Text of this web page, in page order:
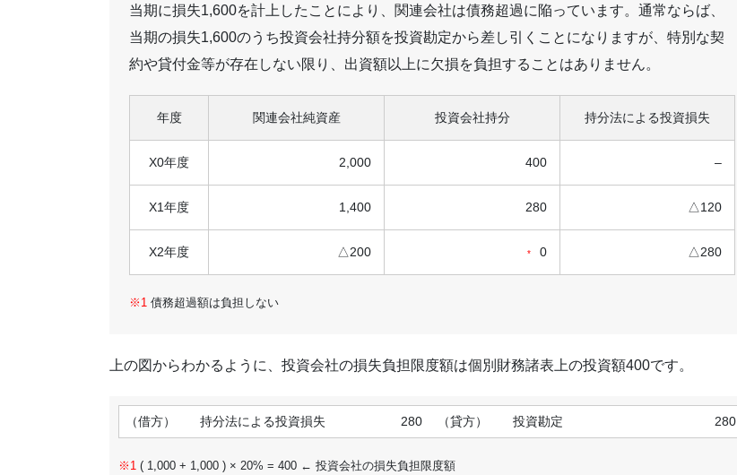
当期に損失1,600を計上したことにより、関連会社は債務超過に陥っています。通常ならば、
当期の損失1,600のうち投資会社持分額を投資勘定から差し引くことになりますが、特別な契
約や貸付金等が存在しない限り、出資額以上に欠損を負担することはありません。
年度 関連会社純資産 投資会社持分 持分法による投資損失
X0年度 2,000 400 –
X1年度 1,400 280 △120
X2年度 △200 * 0 △280
債務超過額は負担しない
上の図からわかるように、投資会社の損失負担限度額は個別財務諸表上の投資額400です。
（借方） 持分法による投資損失 280 （貸方） 投資勘定 280
( 1,000 + 1,000 ) × 20% = 400 ← 投資会社の損失負担限度額